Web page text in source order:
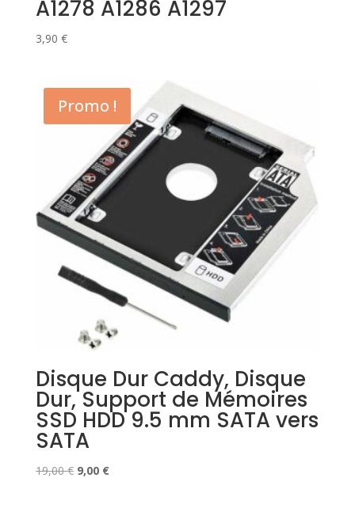
A1278 A1286 A1297
3,90 €
Promo !
Disque Dur Caddy, Disque
Dur, Support de Mémoires
SSD HDD 9.5 mm SATA vers
SATA
19,00€ Le
9,00 €Le